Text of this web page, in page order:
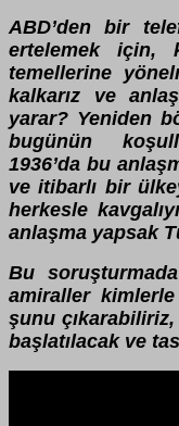
ABD’den bir
ertelemek için,
temellerine
kalkarız ve
yarar? Yeniden
bugünün
1936’da bu
ve itibarlı bir
herkesle
anlaşma yapsak
Bu
amiraller
şunu
başlatılacak ve